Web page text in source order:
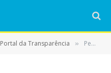
Portal da Transparência » Pesquisas de Satisfação dos Serviços